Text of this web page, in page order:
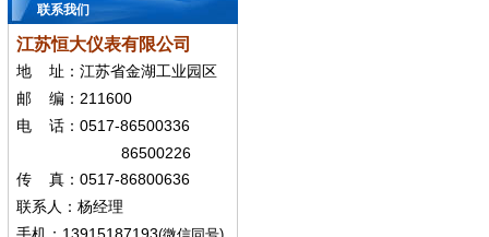
联系我们
江苏恒大仪表有限公司
地
址：江苏省金湖工业园区
邮
编： 211600
电 话： 0517-86500336
86500226
传 真： 0517-86800636
联系人：杨经理